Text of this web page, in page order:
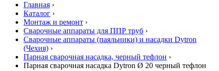
Главная ›
Каталог ›
Монтаж и ремонт ›
Сварочные аппараты для ППР труб ›
Сварочные аппараты (паяльники) и насадки Dytron
(Чехия) ›
Парная сварочная насадка, черный тефлон ›
Парная сварочная насадка Dytron Ø 20 черный тефлон